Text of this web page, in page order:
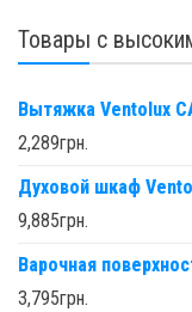
Товары с
Вытяжка Ventolux
2,289грн.
Духовой шкаф
9,885грн.
Варочная
3,795грн.